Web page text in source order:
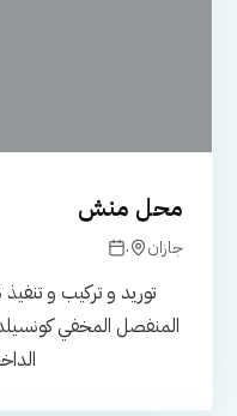
محل منش
جازان
.
توريد و تركيب و
المنفصل المخفي